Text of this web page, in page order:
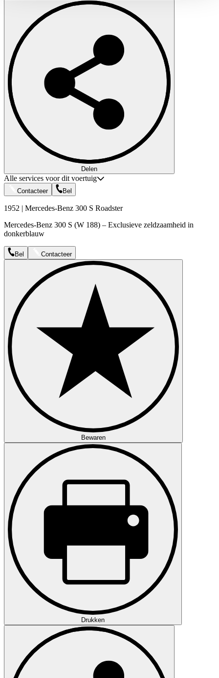
gesammelt haben.Datenschutzerklärung
Delen
Alle services voor dit voertuig
Contacteer Bel
1952 | Mercedes-Benz 300 S Roadster
Mercedes-Benz 300 S (W 188) – Exclusieve zeldzaamheid in
donkerblauw
Bel Contacteer
Bewaren
Drukken